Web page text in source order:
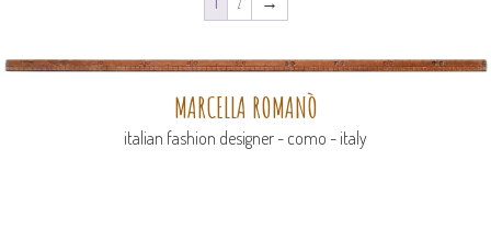
MARCELLA ROMANÒ
italian fashion designer - como - italy